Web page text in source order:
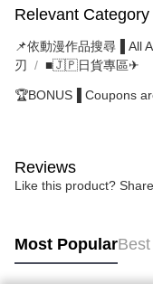
Relevant Category
📌依動漫作品搜尋▐ All
刃
■🇯🇵日貨專區✈
🏆BONUS▐ Coupons
Reviews
Like this product?
Most Popular